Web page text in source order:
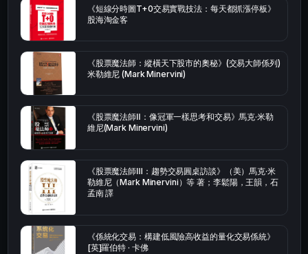
《短線分時圖T+0交易實戰技法：每天都抓漲停板》
股海淘金客
《股票魔法師：縱橫天下股市的奧秘》(交易大師係列)
米勒維尼 (Mark Minervini)
《股票魔法師Ⅱ：像冠軍一樣思考和交易》馬克·米勒
維尼(Mark Minervini)
《股票魔法師Ⅲ：趨勢交易圓桌訪談》（美）馬克·米
勒維尼（Mark Minervini）等 著；李鬆陽，王韻，石
孟南 譯
《係統化交易：構建低風險高收益的量化交易係統》
[英]羅伯特 · 卡佛